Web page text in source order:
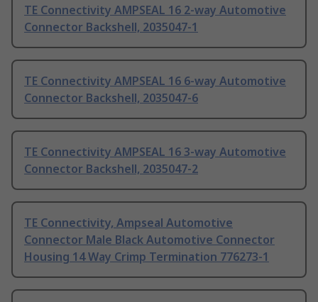
TE Connectivity AMPSEAL 16 2-way Automotive
Connector Backshell, 2035047-1
TE Connectivity AMPSEAL 16 6-way Automotive
Connector Backshell, 2035047-6
TE Connectivity AMPSEAL 16 3-way Automotive
Connector Backshell, 2035047-2
TE Connectivity, Ampseal Automotive
Connector Male Black Automotive Connector
Housing 14 Way Crimp Termination 776273-1